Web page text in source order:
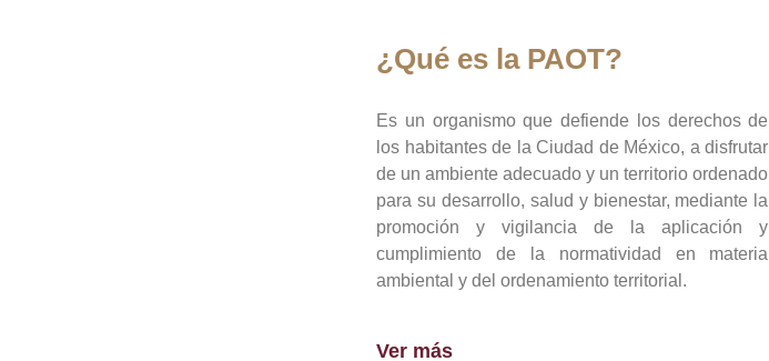
¿Qué es la PAOT?
Es un organismo que defiende los derechos de
los habitantes de la Ciudad de México, a disfrutar
de un ambiente adecuado y un territorio ordenado
para su desarrollo, salud y bienestar, mediante la
promoción y vigilancia de la aplicación y
cumplimiento de la normatividad en materia
ambiental y del ordenamiento territorial.
Ver más